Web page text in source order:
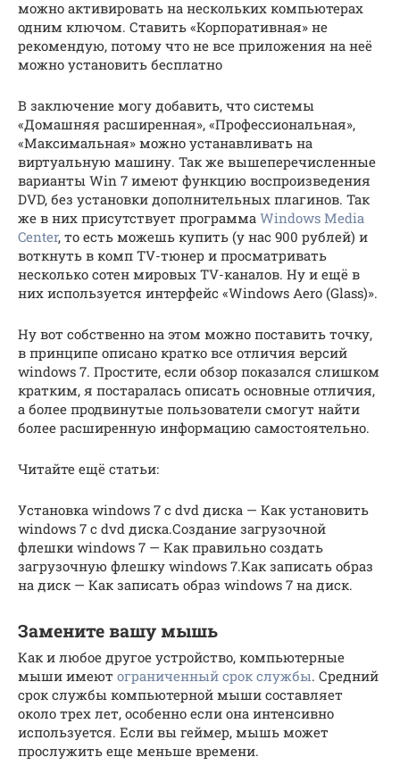
можно активировать на нескольких компьютерах
одним ключом. Ставить «Корпоративная» не
рекомендую, потому что не все приложения на неё
можно установить бесплатно
В заключение могу добавить, что системы
«Домашняя расширенная», «Профессиональная»,
«Максимальная» можно устанавливать на
виртуальную машину. Так же вышеперечисленные
варианты Win 7 имеют функцию воспроизведения
DVD, без установки дополнительных плагинов. Так
же в них присутствует программа Windows Media
Center, то есть можешь купить (у нас 900 рублей) и
воткнуть в комп TV-тюнер и просматривать
несколько сотен мировых TV-каналов. Ну и ещё в
них используется интерфейс «Windows Aero (Glass)».
Ну вот собственно на этом можно поставить точку,
в принципе описано кратко все отличия версий
windows 7. Простите, если обзор показался слишком
кратким, я постаралась описать основные отличия,
а более продвинутые пользователи смогут найти
более расширенную информацию самостоятельно.
Читайте ещё статьи:
Установка windows 7 с dvd диска — Как установить
windows 7 с dvd диска.Создание загрузочной
флешки windows 7 — Как правильно создать
загрузочную флешку windows 7.Как записать образ
на диск — Как записать образ windows 7 на диск.
Замените вашу мышь
Как и любое другое устройство, компьютерные
мыши имеют ограниченный срок службы. Средний
срок службы компьютерной мыши составляет
около трех лет, особенно если она интенсивно
используется. Если вы геймер, мышь может
прослужить еще меньше времени.